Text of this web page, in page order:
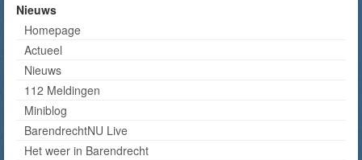
Nieuws
Homepage
Actueel
Nieuws
112 Meldingen
Miniblog
BarendrechtNU Live
Het weer in Barendrecht